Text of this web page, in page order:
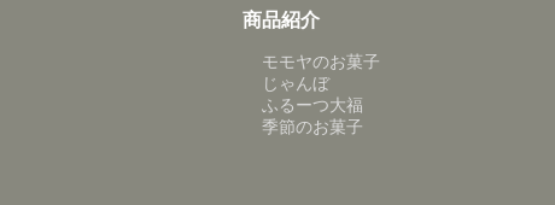
商品紹介
モモヤのお菓子
じゃんぼ
ふるーつ大福
季節のお菓子